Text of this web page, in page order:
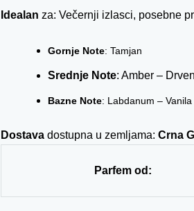
Idealan za: Večernji izlasci, posebne
Gornje Note: Tamjan
Srednje Note: Amber –
Bazne Note: Labdanum – Vanila
Dostava dostupna u zemljama:Crna
Parfem od: